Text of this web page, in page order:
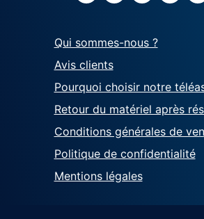
Qui sommes-nous ?
Avis clients
Pourquoi choisir notre
Retour du matériel après
Conditions générales de
Politique de confidentialité
Mentions légales